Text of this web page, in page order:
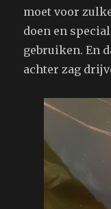
moet voor
doen en
gebruiken. En
achter zag